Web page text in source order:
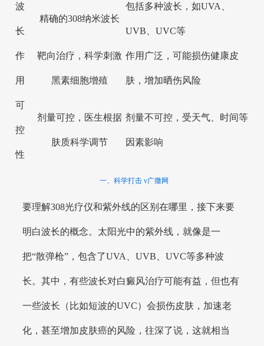
波
长
精确的308纳米波长
包括多种波长，如UVA、
UVB、UVC等
作
用
靶向治疗，科学刺激
黑素细胞增殖
作用广泛，可能损伤健康皮
肤，增加晒伤风险
可
控
性
剂量可控，医生根据
肤质科学调节
剂量不可控，受天气、时间等
因素影响
一、科学打击 v广撒网
要理解308光疗仪和紫外线的区别在哪里，接下来要
明白波长的概念。太阳光中的紫外线，就像是一
把“散弹枪”，包含了UVA、UVB、UVC等多种波
长。其中，有些波长对白癜风治疗可能有益，但也有
一些波长（比如短波的UVC）会损伤皮肤，加速老
化，甚至增加皮肤癌的风险，往深了说，这就相当